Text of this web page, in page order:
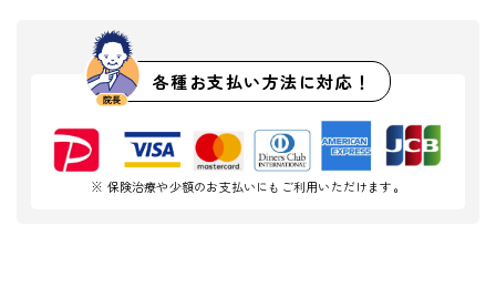
各種お支払い方法に対応！
※ 保険治療や少額のお支払いにもご利用いただけます。